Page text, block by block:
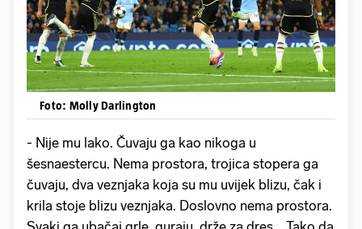
Foto: Molly Darlington
- Nije mu lako. Čuvaju ga kao nikoga u
šesnaestercu. Nema prostora, trojica stopera ga
čuvaju, dva veznjaka koja su mu uvijek blizu, čak i
krila stoje blizu veznjaka. Doslovno nema prostora.